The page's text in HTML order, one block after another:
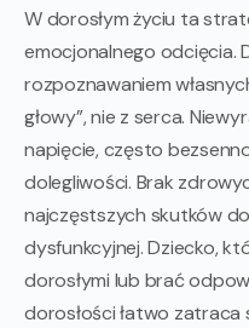
W dorosłym życiu ta
emocjonalnego odcięcia.
rozpoznawaniem
głowy”, nie z serca.
napięcie, często
dolegliwości. Brak
najczęstszych skutków
dysfunkcyjnej. Dziecko,
dorosłymi lub brać
dorosłości łatwo